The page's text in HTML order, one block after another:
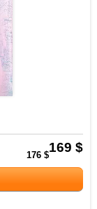
169 $
176 $